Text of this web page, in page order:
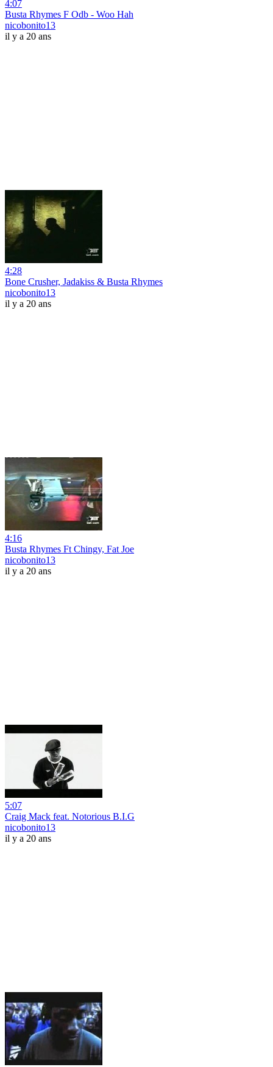
4:07
Busta Rhymes F Odb - Woo Hah
nicobonito13
il y a 20 ans
4:28
Bone Crusher, Jadakiss & Busta Rhymes
nicobonito13
il y a 20 ans
4:16
Busta Rhymes Ft Chingy, Fat Joe
nicobonito13
il y a 20 ans
5:07
Craig Mack feat. Notorious B.I.G
nicobonito13
il y a 20 ans